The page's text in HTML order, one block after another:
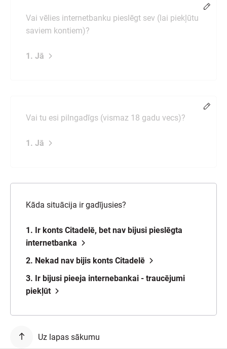
Vai vēlies internetbanku pieslēgt sev (lai piekļūtu
saviem kontiem)?
1. Jā
Vai tu esi pilngadīgs (vismaz 18 gadu vecs)?
1. Jā
Kāda situācija ir gadījusies?
1. Ir konts Citadelē, bet nav bijusi pieslēgta
internetbanka
2. Nekad nav bijis konts Citadelē
3. Ir bijusi pieeja internebankai - traucējumi
piekļūt
Uz lapas sākumu